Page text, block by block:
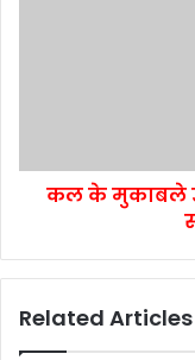
कल के मुकाबले
Related Articles